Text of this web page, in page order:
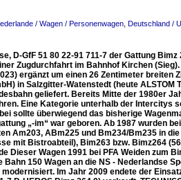
/ Wagen / Personenwagen Deutschland /
D-GfF 51 80 22-91 711-7 der Gattung
Zugdurchfahrt im Bahnhof Kirchen
ergänzt um einen 26 Zentimeter breiten
in Salzgitter-Watenstedt (heute
geliefert. Bereits Mitte der 1980er
Eine Kategorie unterhalb der Intercitys
sollte überwiegend das bisherige
„-im“ war geboren. Ab 1987 wurden
Am203, ABm225 und Bm234/Bm235 in
mit Bistroabteil), Bim263 bzw. Bimz264
Dieser Wagen 1991 bei PFA Weiden zum
150 Wagen an die NS - Nederlandse
Im Jahr 2009 endete der